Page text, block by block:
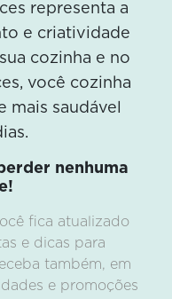
representa a
e criatividade
cozinha e no
você cozinha
mais saudável
nenhuma
fica atualizado
e dicas para
também, em
e promoções